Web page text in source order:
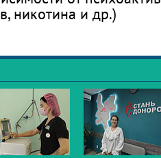
никотина и др.)